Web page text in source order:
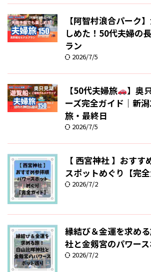
【阿智村浪合パーク
しめた！50代夫婦の
ラン
2026/7/5
【50代夫婦旅
】奥
ーズ完全ガイド｜新
旅・最終日
2026/7/5
【 西宮神社 】おす
スポットめぐり【完全
2026/7/2
縁結び＆金運を求め
社と金剱宮のパワー
2026/7/2